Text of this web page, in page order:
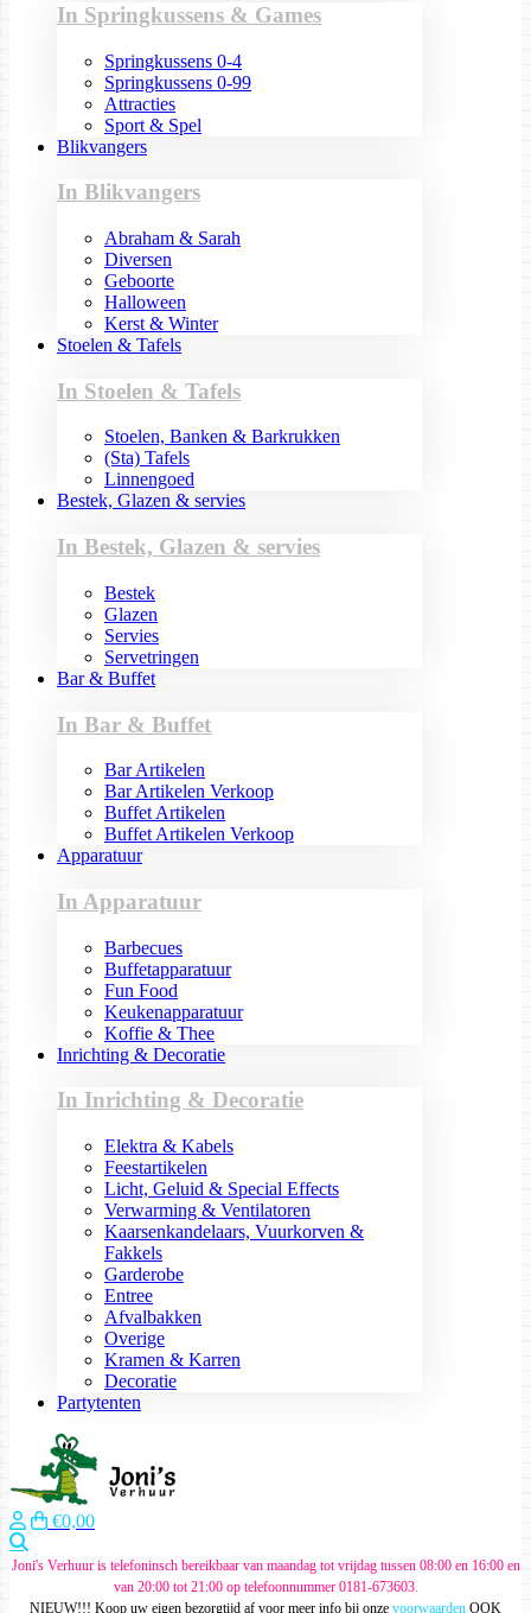
In Springkussens & Games
Springkussens 0-4
Springkussens 0-99
Attracties
Sport & Spel
Blikvangers
In Blikvangers
Abraham & Sarah
Diversen
Geboorte
Halloween
Kerst & Winter
Stoelen & Tafels
In Stoelen & Tafels
Stoelen, Banken & Barkrukken
(Sta) Tafels
Linnengoed
Bestek, Glazen & servies
In Bestek, Glazen & servies
Bestek
Glazen
Servies
Servetringen
Bar & Buffet
In Bar & Buffet
Bar Artikelen
Bar Artikelen Verkoop
Buffet Artikelen
Buffet Artikelen Verkoop
Apparatuur
In Apparatuur
Barbecues
Buffetapparatuur
Fun Food
Keukenapparatuur
Koffie & Thee
Inrichting & Decoratie
In Inrichting & Decoratie
Elektra & Kabels
Feestartikelen
Licht, Geluid & Special Effects
Verwarming & Ventilatoren
Kaarsenkandelaars, Vuurkorven &
Fakkels
Garderobe
Entree
Afvalbakken
Overige
Kramen & Karren
Decoratie
Partytenten
€0,00
Joni's Verhuur is telefoninsch bereikbaar van maandag tot vrijdag tussen 08:00 en 16:00 en
van 20:00 tot 21:00 op telefoonnummer 0181-673603.
NIEUW!!! Koop uw eigen bezorgtijd af voor meer info bij onze voorwaarden OOK